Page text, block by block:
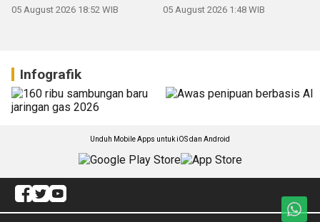
05 August 2026 18:52 WIB 05 August 2026 1:48 WIB
Infografik
Unduh Mobile Apps untuk iOS dan Android